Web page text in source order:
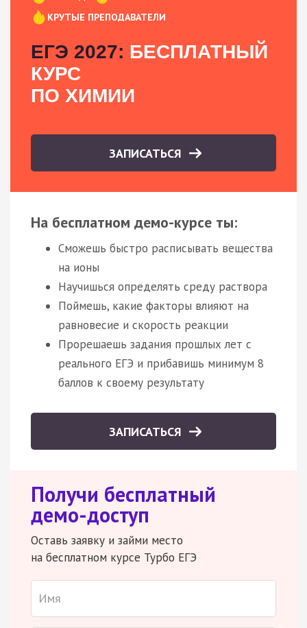
КРУТЫЕ ПРЕПОДАВАТЕЛИ
ЕГЭ 2027: БЕСПЛАТНЫЙ
КУРС
ПО ХИМИИ
ЗАПИСАТЬСЯ
На бесплатном демо-курсе ты:
Сможешь быстро расписывать вещества
на ионы
Научишься определять среду раствора
Поймешь, какие факторы влияют на
равновесие и скорость реакции
Прорешаешь задания прошлых лет с
реального ЕГЭ и прибавишь минимум 8
баллов к своему результату
ЗАПИСАТЬСЯ
Получи бесплатный
демо-доступ
Оставь заявку и займи место
на бесплатном курсе Турбо ЕГЭ